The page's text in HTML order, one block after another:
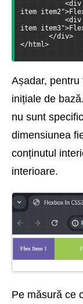
<div
item
<div
item
</div>
</html>
Așadar,
inițiale de
nu sunt
dimensiunea
conținutul
interioare.
Pe măsură ce